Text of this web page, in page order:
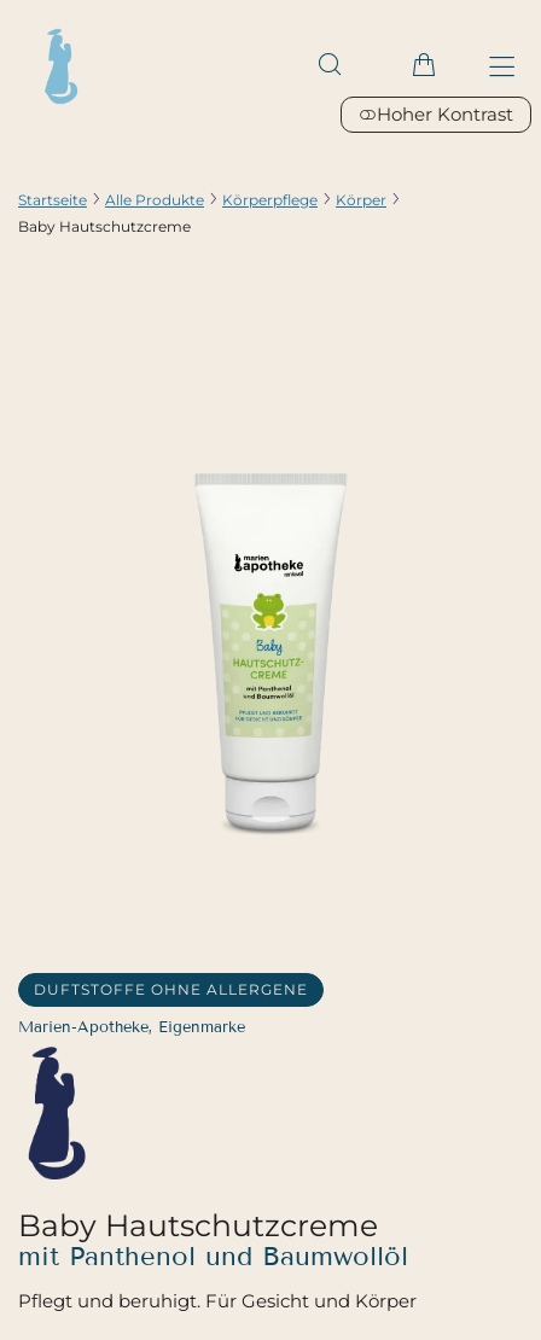
Hoher Kontrast
Startseite Alle Produkte Körperpflege
Körper
Baby Hautschutzcreme
DUFTSTOFFE OHNE ALLERGENE
Marien-Apotheke, Eigenmarke
Baby Hautschutzcreme
mit Panthenol und Baumwollöl
Pflegt und beruhigt. Für Gesicht und Körper